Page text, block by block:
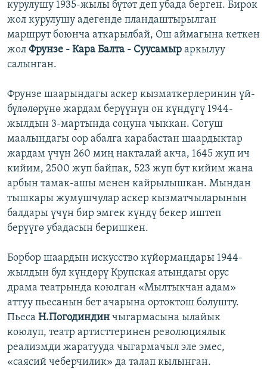
курулушу 1935-жылы бүтөт деп убада берген. Бирок
жол курулушу адегенде пландаштырылган
маршрут боюнча аткарылбай, Ош аймагына кеткен
жол Фрунзе - Кара Балта - Суусамыр аркылуу
салынган.
Фрунзе шаарындагы аскер кызматкерлеринин үй-
бүлөлөрүнө жардам берүүнүн он күндүгү 1944-
жылдын 3-мартында соңуна чыккан. Согуш
маалындагы оор абалга карабастан шаардыктар
жардам үчүн 260 миң накталай акча, 1645 жуп ич
кийим, 2500 жуп байпак, 523 жуп бут кийим жана
арбын тамак-ашы менен кайрылышкан. Мындан
тышкары жумушчулар аскер кызматчыларынын
балдары үчүн бир эмгек күндү бекер иштеп
берүүгө убадасын беришкен.
Борбор шаардын искусство күйөрмандары 1944-
жылдын бул күндөрү Крупская атындагы орус
драма театрында коюлган «Мылтыкчан адам»
аттуу пьесанын бет ачарына ортоктош болушту.
Пьеса Н.Погодиндин чыгармасына ылайык
коюлуп, театр артисттеринен революциялык
реализмди жаратууда чыгармачыл эле эмес,
«саясий чеберчилик» да талап кылынган.